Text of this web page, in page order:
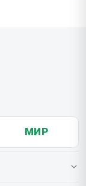
МИР